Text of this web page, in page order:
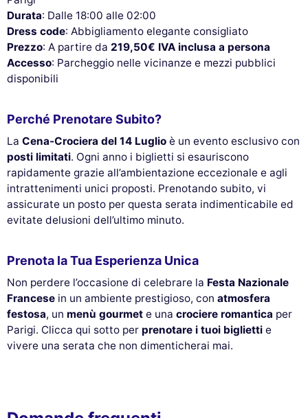
Durata: Dalle 18:00 alle 02:00
Dress code: Abbigliamento elegante consigliato
Prezzo: A partire da 219,50€ IVA inclusa a persona
Accesso: Parcheggio nelle vicinanze e mezzi pubblici
disponibili
Perché Prenotare Subito?
La Cena-Crociera del 14 Luglio è un evento esclusivo con
posti limitati. Ogni anno i biglietti si esauriscono
rapidamente grazie all’ambientazione eccezionale e agli
intrattenimenti unici proposti. Prenotando subito, vi
assicurate un posto per questa serata indimenticabile ed
evitate delusioni dell’ultimo minuto.
Prenota la Tua Esperienza Unica
Non perdere l’occasione di celebrare la Festa Nazionale
Francese in un ambiente prestigioso, con atmosfera
festosa, un menù gourmet e una crociere romantica per
Parigi. Clicca qui sotto per prenotare i tuoi biglietti e
vivere una serata che non dimenticherai mai.